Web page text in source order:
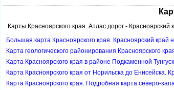
Карты Красноярского края. Атлас дорог - Красноярский
Большая карта Красноярского края. Красноярский край
Карта геологического районирования Красноярского
Карта Красноярского края в районе Подкаменной
Карта Красноярского края от Норильска до Енисейска.
Карта Красноярского края. Подробная карта северо-